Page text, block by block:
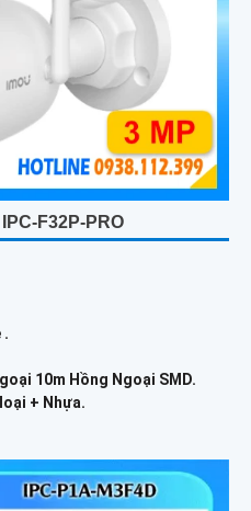
F32P-PRO
.
10m Hồng Ngoại SMD.
+ Nhựa.